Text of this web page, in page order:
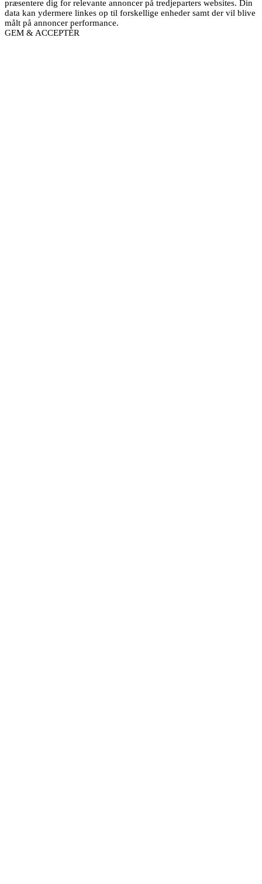
præsentere dig for relevante annoncer på tredjeparters websites. Din
data kan ydermere linkes op til forskellige enheder samt der vil blive
målt på annoncer performance.
GEM & ACCEPTÈR